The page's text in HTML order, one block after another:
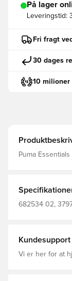
På lager
Leveringstid:
Fri fragt
30 dages
10 milioner
Puma
682534 02,
Polyester
- Chemical-
Kundesupport
Vi er her for at